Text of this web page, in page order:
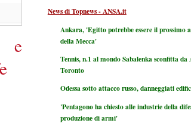
e
News di Topnews - ANSA.it
Ankara, 'Egitto potrebbe essere il prossimo
della Mecca'
Tennis, n.1 al mondo Sabalenka sconfitta
Toronto
Odessa sotto attacco russo, danneggiati
'Pentagono ha chiesto alle industrie della
produzione di armi'